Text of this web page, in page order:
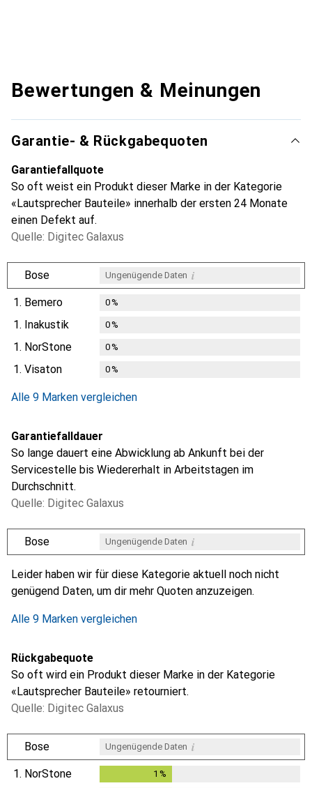
Bewertungen & Meinungen
Garantie- & Rückgabequoten
Garantiefallquote
So oft weist ein Produkt dieser Marke in der Kategorie
«Lautsprecher Bauteile» innerhalb der ersten 24 Monate
einen Defekt auf.
Quelle: Digitec Galaxus
Bose Ungenügende Daten i
1. Bemero 0%
1. Inakustik 0%
1. NorStone 0%
1. Visaton 0%
Alle 9 Marken vergleichen
Garantiefalldauer
So lange dauert eine Abwicklung ab Ankunft bei der
Servicestelle bis Wiedererhalt in Arbeitstagen im
Durchschnitt.
Quelle: Digitec Galaxus
Bose Ungenügende Daten i
iiii
Leider haben wir für diese Kategorie aktuell noch nicht
genügend Daten, um dir mehr Quoten anzuzeigen.
Alle 9 Marken vergleichen
Rückgabequote
So oft wird ein Produkt dieser Marke in der Kategorie
«Lautsprecher Bauteile» retourniert.
Quelle: Digitec Galaxus
Bose Ungenügende Daten i
1. NorStone 1 %